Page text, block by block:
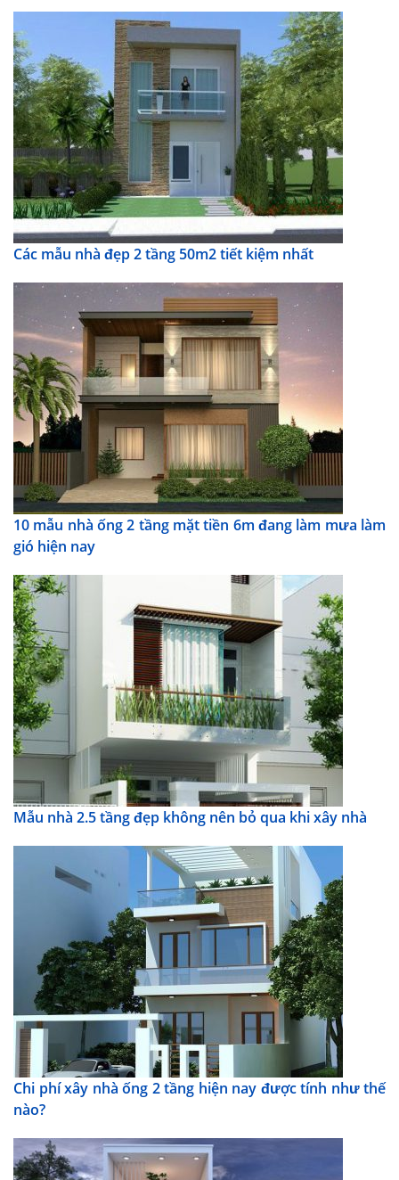
Các mẫu nhà đẹp 2 tầng 50m2 tiết kiệm nhất
10 mẫu nhà ống 2 tầng mặt tiền 6m đang làm mưa làm
gió hiện nay
Mẫu nhà 2.5 tầng đẹp không nên bỏ qua khi xây nhà
Chi phí xây nhà ống 2 tầng hiện nay được tính như thế
nào?